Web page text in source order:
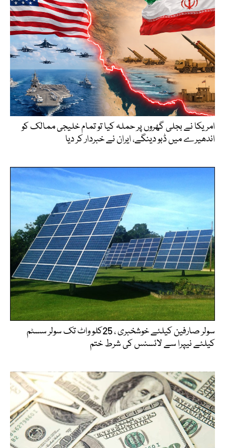
امریکا نے بجلی گھروں پر حملہ کیا تو تمام خلیجی ممالک کو
اندھیرے میں ڈبو دینگے، ایران نے خبردار کر دیا
سولر صارفین کیلئے خوشخبری ، 25کلو واٹ تک سولر سسٹم
کیلئے نیپرا سے لائسنس کی شرط ختم